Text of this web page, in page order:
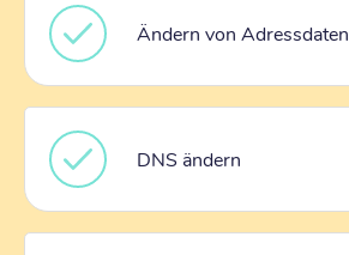
Ändern von Adressdaten
DNS ändern